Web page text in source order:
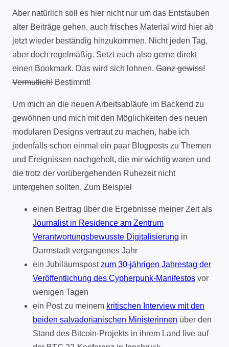
Aber natürlich soll es hier nicht nur um das Entstauben
alter Beiträge gehen, auch frisches Material wird hier ab
jetzt wieder beständig hinzukommen. Nicht jeden Tag,
aber doch regelmäßig. Setzt euch also gerne direkt
einen Bookmark. Das wird sich lohnen. Ganz gewiss!
Vermutlich! Bestimmt!
Um mich an die neuen Arbeitsabläufe im Backend zu
gewöhnen und mich mit den Möglichkeiten des neuen
modularen Designs vertraut zu machen, habe ich
jedenfalls schon einmal ein paar Blogposts zu Themen
und Ereignissen nachgeholt, die mir wichtig waren und
die trotz der vorübergehenden Ruhezeit nicht
untergehen sollten. Zum Beispiel
einen Beitrag über die Ergebnisse meiner Zeit als
Journalist in Residence am Zentrum
Verantwortungsbewusste Digitalisierung in
Darmstadt vergangenes Jahr
ein Jubiläumspostzum 30-jährigen Jahrestag der
Veröffentlichung des Cypherpunk-Manifestos vor
wenigen Tagen
ein Post zu meinem kritischen Interview mit den
beiden salvadorianischen Ministerinnen über den
Stand des Bitcoin-Projekts in ihrem Land live auf